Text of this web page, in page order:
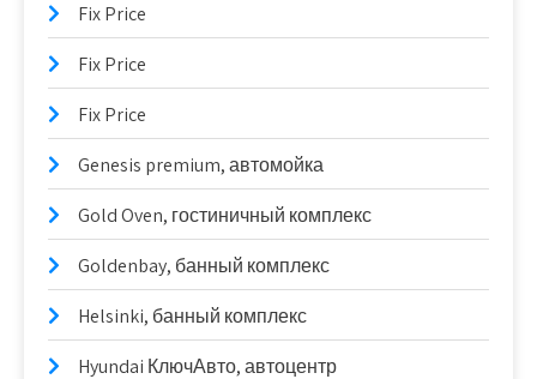
Fix Price
Fix Price
Fix Price
Genesis premium, автомойка
Gold Oven, гостиничный комплекс
Goldenbay, банный комплекс
Helsinki, банный комплекс
Hyundai КлючАвто, автоцентр